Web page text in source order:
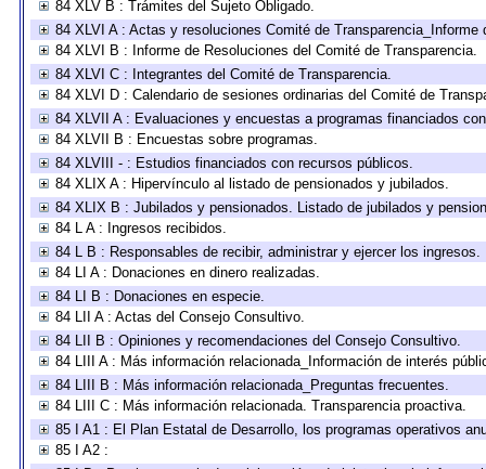
84 XLV B : Trámites del Sujeto Obligado.
84 XLVI A : Actas y resoluciones Comité de
84 XLVI B : Informe de Resoluciones del Comité de Transparencia.
84 XLVI C : Integrantes del Comité de Transparencia.
84 XLVI D : Calendario de sesiones ordinarias del Comité de
84 XLVII A : Evaluaciones y encuestas a programas financiados
84 XLVII B : Encuestas sobre programas.
84 XLVIII - : Estudios financiados con recursos públicos.
84 XLIX A : Hipervínculo al listado de pensionados y jubilados.
84 XLIX B : Jubilados y pensionados. Listado de jubilados y
84 L A : Ingresos recibidos.
84 L B : Responsables de recibir, administrar y ejercer los ingresos.
84 LI A : Donaciones en dinero realizadas.
84 LI B : Donaciones en especie.
84 LII A : Actas del Consejo Consultivo.
84 LII B : Opiniones y recomendaciones del Consejo Consultivo.
84 LIII A : Más información relacionada_Información de interés
84 LIII B : Más información relacionada_Preguntas frecuentes.
84 LIII C : Más información relacionada. Transparencia proactiva.
85 I A1 : El Plan Estatal de Desarrollo, los programas operativos
85 I A2 :